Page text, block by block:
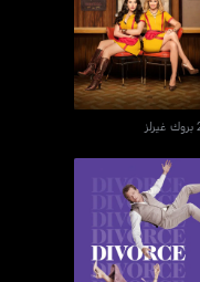
2 بروك غيرلز
طلاق - ديفورس